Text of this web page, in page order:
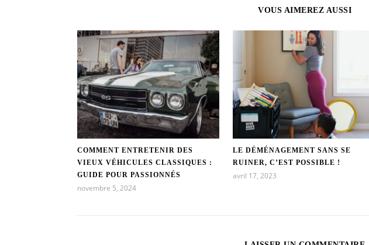
VOUS AIMEREZ AUSSI
COMMENT ENTRETENIR DES
VIEUX VÉHICULES CLASSIQUES :
GUIDE POUR PASSIONNÉS
novembre 5, 2024
LE DÉMÉNAGEMENT SANS SE
RUINER, C’EST POSSIBLE !
avril 17, 2023